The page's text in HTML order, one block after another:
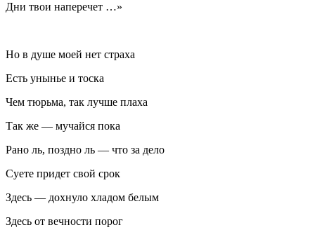
Дни твои наперечет …»
Но в душе моей нет страха
Есть унынье и тоска
Чем тюрьма, так лучше плаха
Так же — мучайся пока
Рано ль, поздно ль — что за дело
Суете придет свой срок
Здесь — дохнуло хладом белым
Здесь от вечности порог